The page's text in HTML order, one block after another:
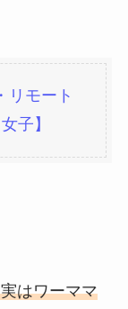
リモート
子】
はワーママ